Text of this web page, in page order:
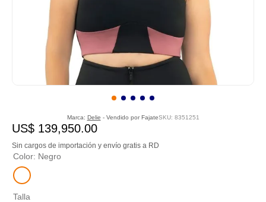
Marca: Delie - Vendido por FajateSKU: 8351251
US$ 139,950.00
Sin cargos de importación y envío gratis a RD
Color: Negro
Talla